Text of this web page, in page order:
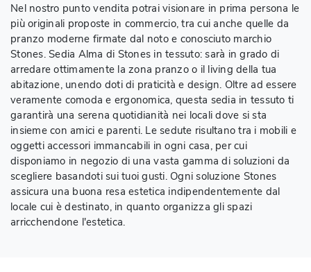
Nel nostro punto vendita potrai visionare in prima persona le
più originali proposte in commercio, tra cui anche quelle da
pranzo moderne firmate dal noto e conosciuto marchio
Stones. Sedia Alma di Stones in tessuto: sarà in grado di
arredare ottimamente la zona pranzo o il living della tua
abitazione, unendo doti di praticità e design. Oltre ad essere
veramente comoda e ergonomica, questa sedia in tessuto ti
garantirà una serena quotidianità nei locali dove si sta
insieme con amici e parenti. Le sedute risultano tra i mobili e
oggetti accessori immancabili in ogni casa, per cui
disponiamo in negozio di una vasta gamma di soluzioni da
scegliere basandoti sui tuoi gusti. Ogni soluzione Stones
assicura una buona resa estetica indipendentemente dal
locale cui è destinato, in quanto organizza gli spazi
arricchendone l'estetica.